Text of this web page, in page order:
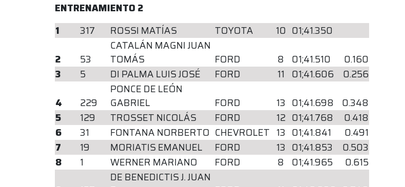
ENTRENAMIENTO 2
1
317 ROSSI MATÍAS TOYOTA 10 01;41.350
2
53
CATALÁN MAGNI JUAN
TOMÁS
FORD 8 01;41.510
0.160
3
5 DI PALMA LUIS JOSÉ FORD 11 01;41.606
0.256
4
229
PONCE DE LEÓN
GABRIEL
FORD 13 01;41.698
0.348
5
129 TROSSET NICOLÁS FORD 12 01;41.768
0.418
6
31 FONTANA NORBERTO CHEVROLET 13 01;41.841
0.491
7
19 MORIATIS EMANUEL FORD 13 01;41.853
0.503
8
1 WERNER MARIANO FORD 8 01;41.965
0.615
DE BENEDICTIS J. JUAN